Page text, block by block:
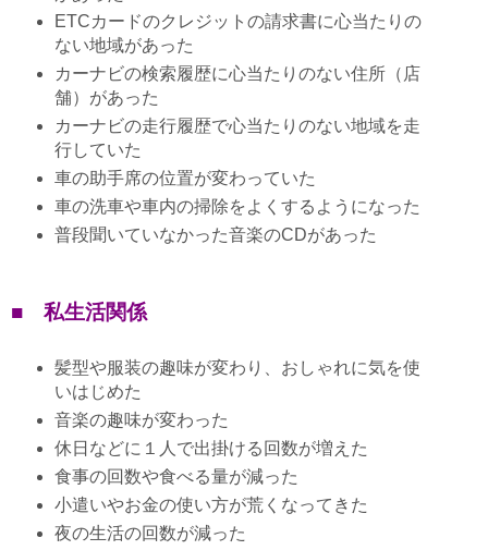
ETCカードのクレジットの請求書に心当たりの
ない地域があった
カーナビの検索履歴に心当たりのない住所（店
舗）があった
カーナビの走行履歴で心当たりのない地域を走
行していた
車の助手席の位置が変わっていた
車の洗車や車内の掃除をよくするようになった
普段聞いていなかった音楽のCDがあった
■ 私生活関係
髪型や服装の趣味が変わり、おしゃれに気を使
いはじめた
音楽の趣味が変わった
休日などに１人で出掛ける回数が増えた
食事の回数や食べる量が減った
小遣いやお金の使い方が荒くなってきた
夜の生活の回数が減った